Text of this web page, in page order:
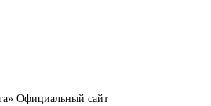
Официальный сайт